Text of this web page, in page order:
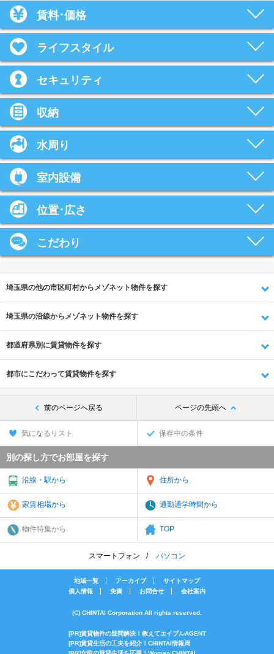
賃料･価格
ライフスタイル
セキュリティ
収納
水周り
室内設備
位置･広さ
こだわり
埼玉県の他の市区町村からメゾネット物件を探す
埼玉県の沿線からメゾネット物件を探す
都道府県別に賃貸物件を探す
都市にこだわって賃貸物件を探す
前のページへ戻る ページの先頭へ
気になるリスト 保存中の条件
別の探し方でお部屋を探す
沿線・駅から 住所から
家賃相場から 通勤通学時間から
物件特集から TOP
スマートフォン パソコン
地域一覧 アーカイブ
サイトマップ
個人情報
免責 お問合せ 会社案内
(C) CHINTAI Corporation All rights reserved.
[PR]賃貸物件の疑問解決！教えてエイブルAGENT
[PR]賃貸生活の工夫を紹介！CHINTAI情報局